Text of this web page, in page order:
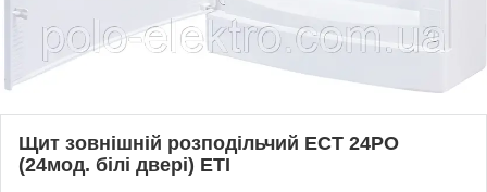
Щит зовнішній розподільчий ECT 24PO
(24мод. білі двері) ETI